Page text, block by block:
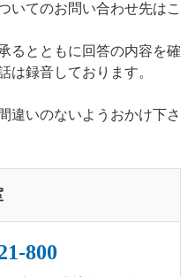
いてのお問い合わせ先はこ
るとともに回答の内容を確
は録音しております。
違いのないようおかけ下さ
800